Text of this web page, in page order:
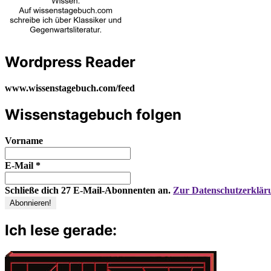
Wordpress Reader
www.wissenstagebuch.com/feed
Wissenstagebuch folgen
Vorname
E-Mail *
Schließe dich 27 E-Mail-Abonnenten an. Zur
Ich lese gerade: